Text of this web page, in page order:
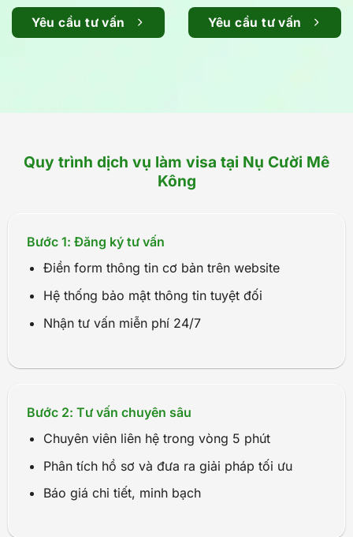
Yêu cầu tư vấn Yêu cầu tư vấn
Quy trình dịch vụ làm visa tại Nụ Cười Mê
Kông
Bước 1: Đăng ký tư vấn
Điền form thông tin cơ bản trên website
Hệ thống bảo mật thông tin tuyệt đối
Nhận tư vấn miễn phí 24/7
Bước 2: Tư vấn chuyên sâu
Chuyên viên liên hệ trong vòng 5 phút
Phân tích hồ sơ và đưa ra giải pháp tối ưu
Báo giá chi tiết, minh bạch